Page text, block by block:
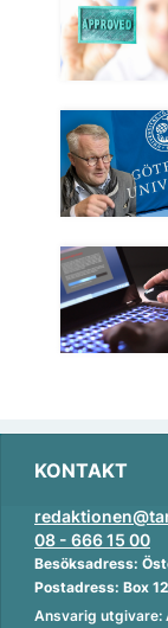
KONTAKT
08 - 666 15 00
Besöksadress:
Postadress: Box
Ansvarig utgivare: